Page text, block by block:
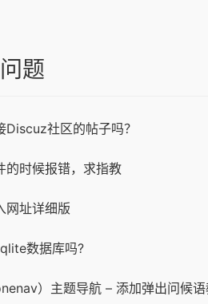
题
Discuz社区的帖子吗？
的时候报错，求指教
网址详细版
数据库吗?
）主题导航 – 添加弹出问候语